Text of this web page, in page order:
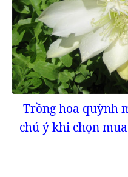
Trồng hoa quỳnh
chú ý khi chọn